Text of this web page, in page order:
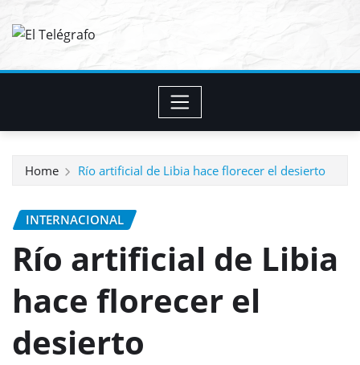
Home Río artificial de Libia hace florecer el desierto
INTERNACIONAL
Río artificial de Libia
hace florecer el
desierto